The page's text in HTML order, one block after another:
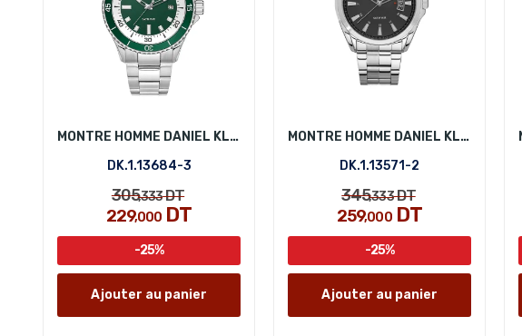
MONTRE HOMME DANIEL KLEIN DK.1.13684-3
DK.1.13684-3
305,333DT
229,000 DT
-25%
Ajouter au panier
MONTRE HOMME DANIEL KLEIN DK.1.13571-2
DK.1.13571-2
345,333DT
259,000DT
-25%
Ajouter au panier